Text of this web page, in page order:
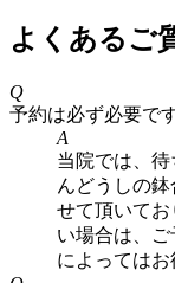
よくあるご
Q
予約は必ず必要で
A
当院では、
んどうしの
せて頂いて
い場合は、
によってはお